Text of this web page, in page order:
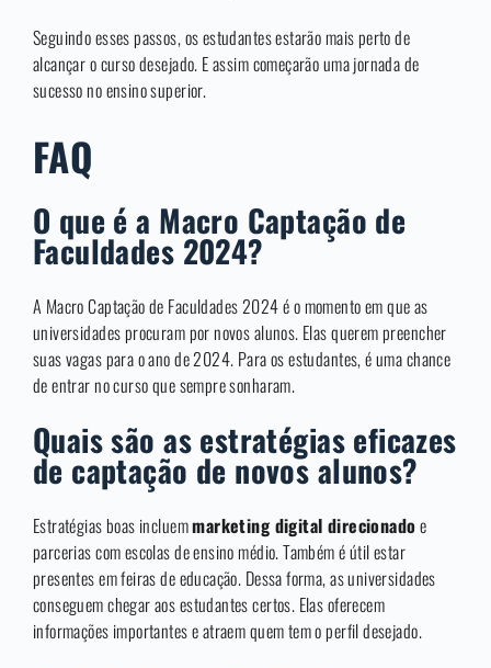
Seguindo esses passos, os estudantes estarão mais perto de
alcançar o curso desejado. E assim começarão uma jornada de
sucesso no ensino superior.
FAQ
O que é a Macro Captação de
Faculdades 2024?
A Macro Captação de Faculdades 2024 é o momento em que as
universidades procuram por novos alunos. Elas querem preencher
suas vagas para o ano de 2024. Para os estudantes, é uma chance
de entrar no curso que sempre sonharam.
Quais são as estratégias eficazes
de captação de novos alunos?
Estratégias boas incluemmarketing digital direcionadoe
parcerias com escolas de ensino médio. Também é útil estar
presentes em feiras de educação. Dessa forma, as universidades
conseguem chegar aos estudantes certos. Elas oferecem
informações importantes e atraem quem tem o perfil desejado.